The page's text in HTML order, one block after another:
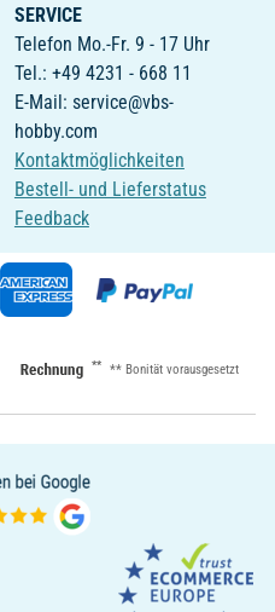
SERVICE
Telefon Mo.-Fr. 9 - 17 Uhr
Tel.: +49 4231 - 668 11
E-Mail: service@vbs-
hobby.com
Kontaktmöglichkeiten
Bestell- und Lieferstatus
Feedback
** ** Bonität vorausgesetzt